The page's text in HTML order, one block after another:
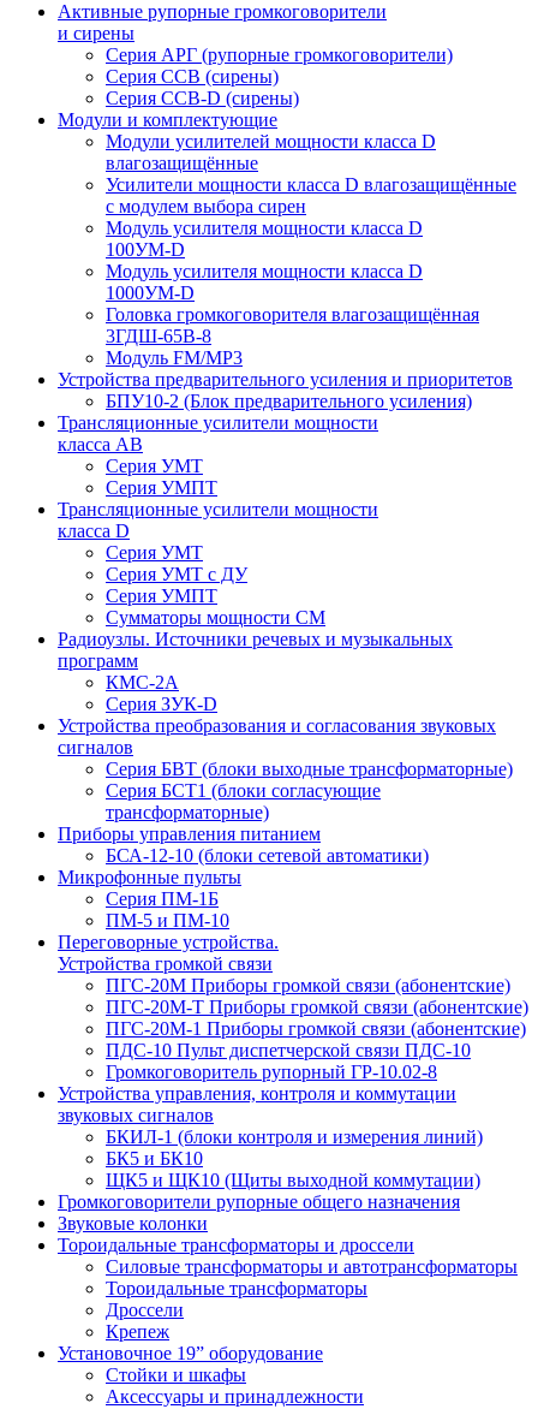
Активные рупорные громкоговорители
и сирены
Серия АРГ (рупорные громкоговорители)
Серия ССВ (сирены)
Серия ССВ-D (сирены)
Модули и комплектующие
Модули усилителей мощности класса D
влагозащищённые
Усилители мощности класса D влагозащищённые
с модулем выбора сирен
Модуль усилителя мощности класса D
100УМ-D
Модуль усилителя мощности класса D
1000УМ-D
Головка громкоговорителя влагозащищённая
3ГДШ-65В-8
Модуль FM/MP3
Устройства предварительного усиления и приоритетов
БПУ10-2 (Блок предварительного усиления)
Трансляционные усилители мощности
класса АВ
Серия УМТ
Серия УМПТ
Трансляционные усилители мощности
класса D
Серия УМТ
Серия УМТ с ДУ
Серия УМПТ
Сумматоры мощности СМ
Радиоузлы. Источники речевых и музыкальных
программ
КМС-2А
Серия ЗУК-D
Устройства преобразования и согласования звуковых
сигналов
Серия БВТ (блоки выходные трансформаторные)
Серия БСТ1 (блоки согласующие
трансформаторные)
Приборы управления питанием
БСА-12-10 (блоки сетевой автоматики)
Микрофонные пульты
Серия ПМ-1Б
ПМ-5 и ПМ-10
Переговорные устройства.
Устройства громкой связи
ПГС-20М Приборы громкой связи (абонентские)
ПГС-20М-Т Приборы громкой связи (абонентские)
ПГС-20М-1 Приборы громкой связи (абонентские)
ПДС-10 Пульт диспетчерской связи ПДС-10
Громкоговоритель рупорный ГР-10.02-8
Устройства управления, контроля и коммутации
звуковых сигналов
БКИЛ-1 (блоки контроля и измерения линий)
БК5 и БК10
ЩК5 и ЩК10 (Щиты выходной коммутации)
Громкоговорители рупорные общего назначения
Звуковые колонки
Тороидальные трансформаторы и дроссели
Силовые трансформаторы и автотрансформаторы
Тороидальные трансформаторы
Дроссели
Крепеж
Установочное 19” оборудование
Стойки и шкафы
Аксессуары и принадлежности